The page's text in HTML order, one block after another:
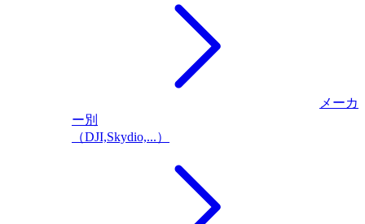
メーカ
ー別
（DJI,Skydio,...）